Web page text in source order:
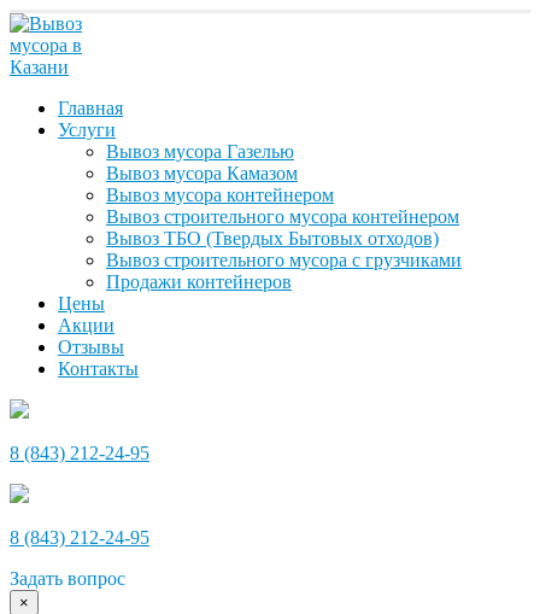
Главная
Услуги
Вывоз мусора Газелью
Вывоз мусора Камазом
Вывоз мусора контейнером
Вывоз строительного мусора контейнером
Вывоз ТБО (Твердых Бытовых отходов)
Вывоз строительного мусора с грузчиками
Продажи контейнеров
Цены
Акции
Отзывы
Контакты
8 (843) 212-24-95
8 (843) 212-24-95
Задать вопрос
×